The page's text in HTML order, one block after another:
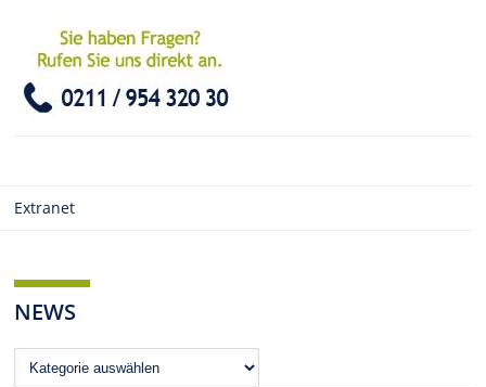
Extranet
NEWS
News